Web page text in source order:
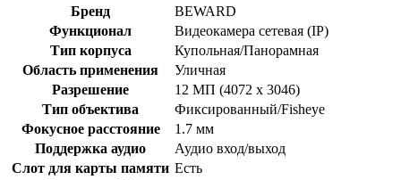
Бренд
BEWARD
Функционал
Видеокамера сетевая (IP)
Тип корпуса
Купольная/Панорамная
Область применения
Уличная
Разрешение
12 МП (4072 x 3046)
Тип объектива
Фиксированный/Fisheye
Фокусное расстояние
1.7 мм
Поддержка аудио
Аудио вход/выход
Слот для карты памяти Есть